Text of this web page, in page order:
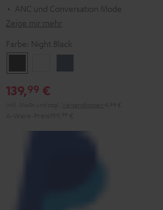
ANC und Conversation Mode
Zeige mir mehr
Farbe: Night Black
Black
White
139,99 €